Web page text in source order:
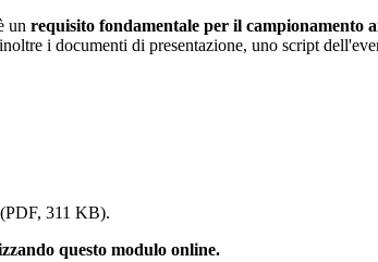
un requisito fondamentale per il campionamento
i documenti di presentazione, uno script
(PDF, 311 KB).
questo modulo online.